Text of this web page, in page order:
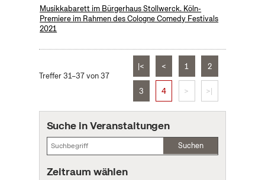
Musikkabarett im Bürgerhaus Stollwerck. Köln-
Premiere im Rahmen des Cologne Comedy Festivals
2021
Treffer 31–37 von 37
|< < 1 2
3 4 > >|
Suche in Veranstaltungen
Suchen
Zeitraum wählen